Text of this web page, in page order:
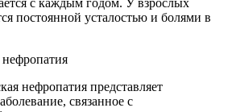
с каждым годом. У взрослых
постоянной усталостью и болями в
нефропатия представляет
связанное с